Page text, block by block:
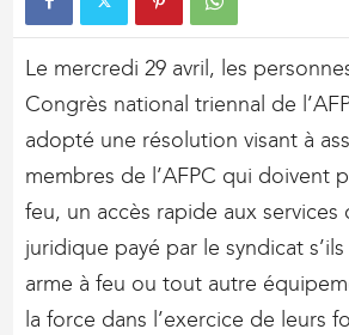
Le mercredi 29 avril, les
Congrès national triennal de
adopté une résolution visant à
membres de l’AFPC qui doivent
feu, un accès rapide aux services
juridique payé par le syndicat
arme à feu ou tout autre
la force dans l’exercice de leurs